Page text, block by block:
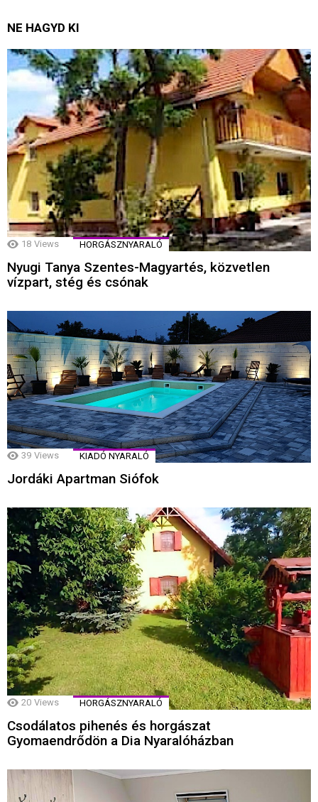
NE HAGYD KI
18 Views HORGÁSZNYARALÓ
Nyugi Tanya Szentes-Magyartés, közvetlen
vízpart, stég és csónak
39 Views KIADÓ NYARALÓ
Jordáki Apartman Siófok
20 Views HORGÁSZNYARALÓ
Csodálatos pihenés és horgászat
Gyomaendrődön a Dia Nyaralóházban